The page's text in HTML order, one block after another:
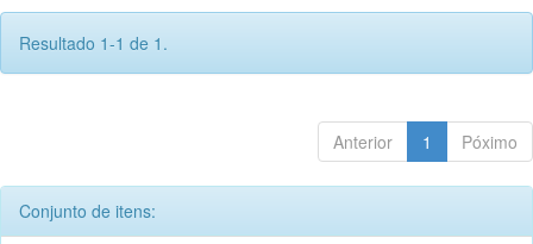
Resultado 1-1 de 1.
Anterior 1 Póximo
Conjunto de itens: